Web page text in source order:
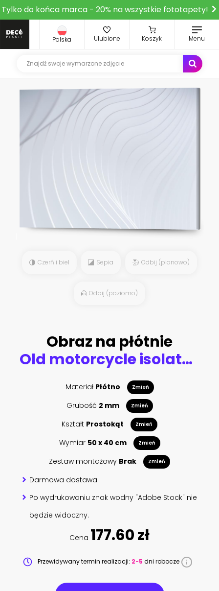
Tylko do końca marca - 20% na wszystkie fototapety!
Polska Ulubione Koszyk Menu
Czerń i biel Sepia Odbij (pionowo)
Odbij (poziomo)
Obraz na płótnie
Old motorcycle isolated on white background. Retro motorbike.
Materiał Płótno Zmień
Grubość 2 mm Zmień
Kształt Prostokąt Zmień
Wymiar 50 x 40 cm Zmień
Zestaw montażowy Brak Zmień
Darmowa dostawa.
Po wydrukowaniu znak wodny "Adobe Stock" nie
będzie widoczny.
Cena 177.60 zł
Przewidywany termin realizacji: 2-5 dni robocze